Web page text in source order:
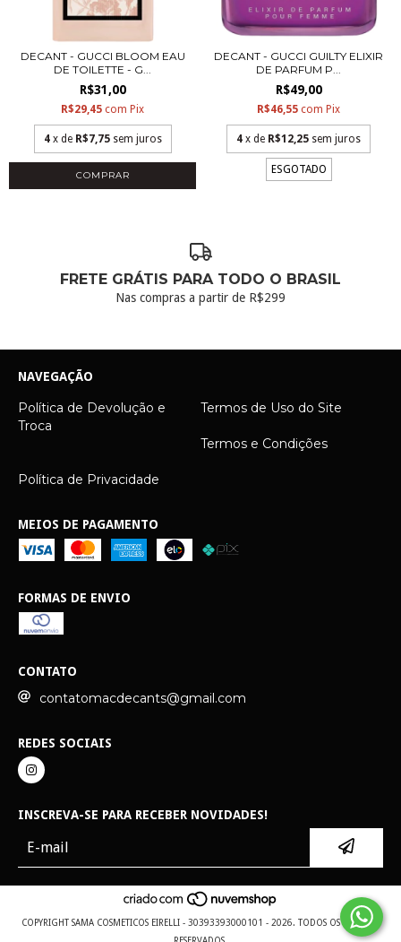
DECANT - GUCCI BLOOM EAU
DE TOILETTE - G...
R$31,00
R$29,45 com Pix
4 x de R$7,75 sem juros
COMPRAR
DECANT - GUCCI GUILTY ELIXIR
DE PARFUM P...
R$49,00
R$46,55 com Pix
4 x de R$12,25 sem juros
ESGOTADO
FRETE GRÁTIS PARA TODO O BRASIL
Nas compras a partir de R$299
NAVEGAÇÃO
Política de Devolução e
Troca
Termos de Uso do Site
Termos e Condições
Política de Privacidade
MEIOS DE PAGAMENTO
FORMAS DE ENVIO
CONTATO
contatomacdecants@gmail.com
REDES SOCIAIS
INSCREVA-SE PARA RECEBER NOVIDADES!
COPYRIGHT SAMA COSMETICOS EIRELLI - 30393393000101 - 2026. TODOS OS DIREITOS